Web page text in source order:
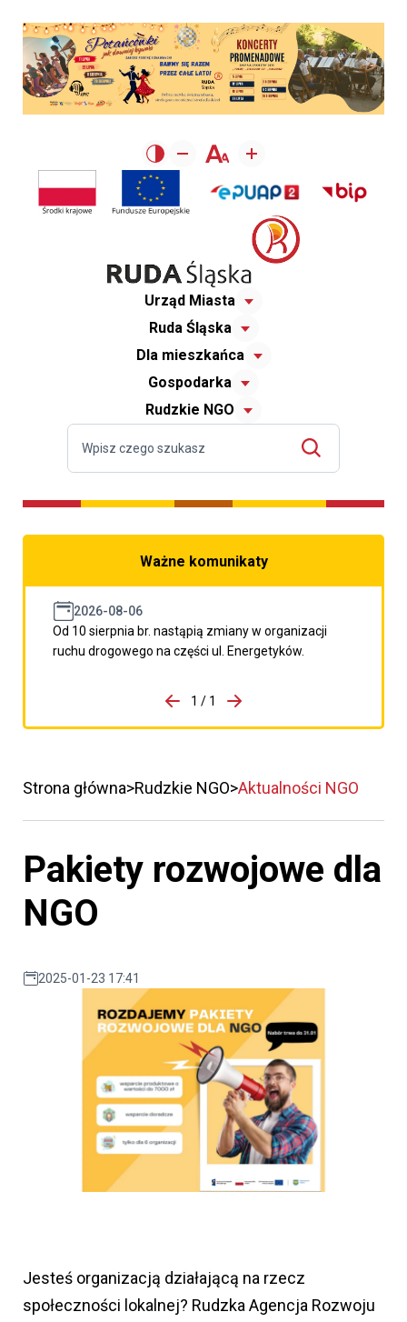
Urząd Miasta
Ruda Śląska
Dla mieszkańca
Gospodarka
Rudzkie NGO
Ważne komunikaty
2026-08-06
Od 10 sierpnia br. nastąpią zmiany w organizacji
ruchu drogowego na części ul. Energetyków.
porzpedniego komunikatu
1 / 1
Przejdź do następnego
Strona główna Rudzkie NGO Aktualności NGO
Pakiety rozwojowe dla
NGO
2025-01-23 17:41
Jesteś organizacją działającą na rzecz
społeczności lokalnej? Rudzka Agencja Rozwoju